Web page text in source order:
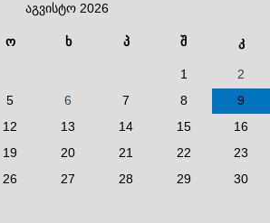
აგვისტო 2026
ო ხ პ შ კ
1
2
5 6 7 8
9
12 13 14 15
16
19 20 21 22
23
26 27 28 29
30